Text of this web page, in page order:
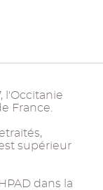
l'Occitanie
France.
supérieur
dans la